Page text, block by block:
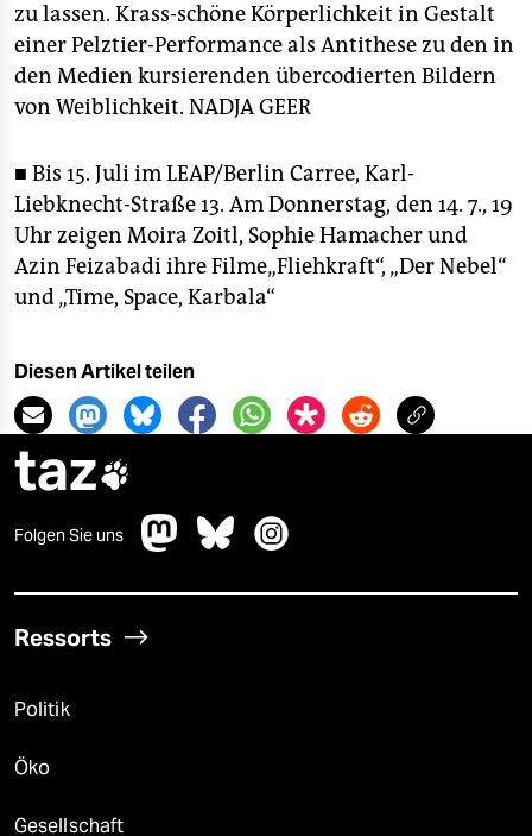
zu lassen. Krass-schöne Körperlichkeit in Gestalt
einer Pelztier-Performance als Antithese zu den in
den Medien kursierenden übercodierten Bildern
von Weiblichkeit. NADJA GEER
■ Bis 15. Juli im LEAP/Berlin Carree, Karl-
Liebknecht-Straße 13. Am Donnerstag, den 14. 7., 19
Uhr zeigen Moira Zoitl, Sophie Hamacher und
Azin Feizabadi ihre Filme„Fliehkraft“, „Der Nebel“
und „Time, Space, Karbala“
Diesen Artikel teilen
taz
Folgen Sie uns
Ressorts
Politik
Öko
Gesellschaft